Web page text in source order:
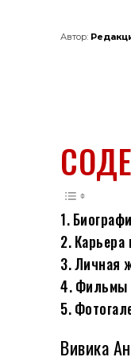
Автор:
Карьера
Личная
Фильмы
Вивика